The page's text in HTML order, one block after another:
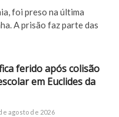
foi preso na última
A prisão faz parte das
ferido após colisão
em Euclides da
agosto de 2026